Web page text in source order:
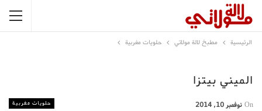
الرئيسية مطبخ لالة مولاتي حلويات مغربية
الميني بيتزا
حلويات مغربية On نوفمبر 10, 2014